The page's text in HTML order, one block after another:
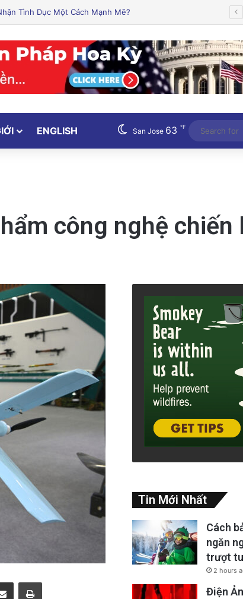
Hạn Hán: “Thật Khắc Nghiệt”
ENGLISH San Jose 63 ℉
công nghệ chiến
Share via Email Print
Tin Mới Nhất
Cách
ngăn
trượt
2 hours
Điện